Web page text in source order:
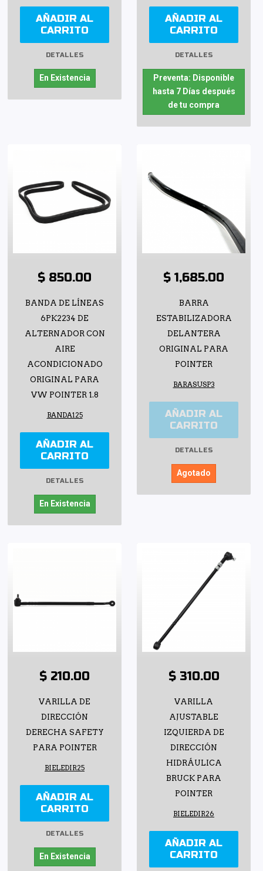
AÑADIR AL
CARRITO
DETALLES
En Existencia
AÑADIR AL
CARRITO
DETALLES
Preventa: Disponible
hasta 7 Días después
de tu compra
$ 850.00
BANDA DE LÍNEAS
6PK2234 DE
ALTERNADOR CON
AIRE
ACONDICIONADO
ORIGINAL PARA
VW POINTER 1.8
BANDA125
AÑADIR AL
CARRITO
DETALLES
En Existencia
$ 1,685.00
BARRA
ESTABILIZADORA
DELANTERA
ORIGINAL PARA
POINTER
BARASUSP3
AÑADIR AL
CARRITO
DETALLES
Agotado
$ 210.00
VARILLA DE
DIRECCIÓN
DERECHA SAFETY
PARA POINTER
BIELEDIR25
AÑADIR AL
CARRITO
DETALLES
En Existencia
$ 310.00
VARILLA
AJUSTABLE
IZQUIERDA DE
DIRECCIÓN
HIDRÁULICA
BRUCK PARA
POINTER
BIELEDIR26
AÑADIR AL
CARRITO